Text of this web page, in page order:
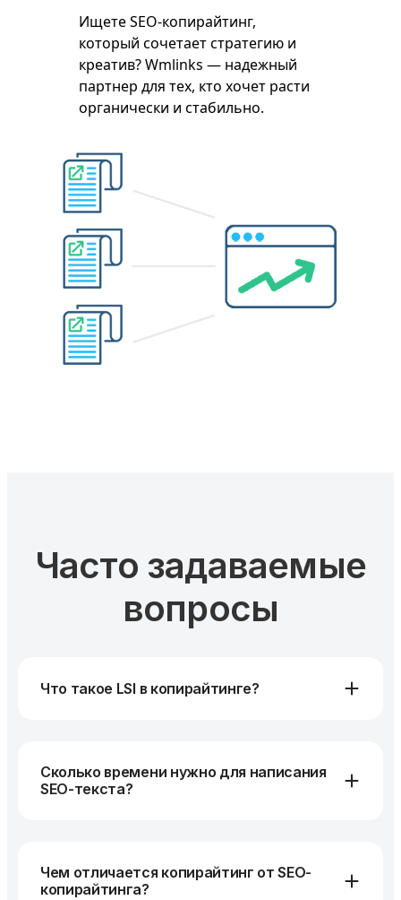
Ищете SEO-копирайтинг,
который сочетает стратегию и
креатив? Wmlinks — надежный
партнер для тех, кто хочет расти
органически и стабильно.
Часто задаваемые
вопросы
Что такое LSI в копирайтинге?
Сколько времени нужно для написания
SEO-текста?
Чем отличается копирайтинг от SEO-
копирайтинга?